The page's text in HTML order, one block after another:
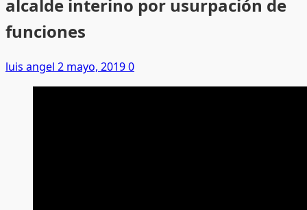
alcalde interino por usurpación de
funciones
luis angel 2 mayo, 20190